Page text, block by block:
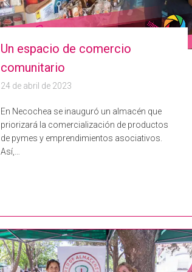
Un espacio de comercio
comunitario
24 de abril de 2023
En Necochea se inauguró un almacén que
priorizará la comercialización de productos
de pymes y emprendimientos asociativos.
Así,…